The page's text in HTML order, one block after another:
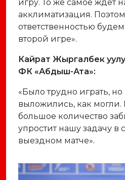
игру. То же самое ждет
акклиматизация.
ответственностью
второй игре».
Кайрат Жыргалбек
ФК «Абдыш-Ата»:
«Было трудно играть,
выложились, как
большое количество
упростит нашу задачу
выездном матче».